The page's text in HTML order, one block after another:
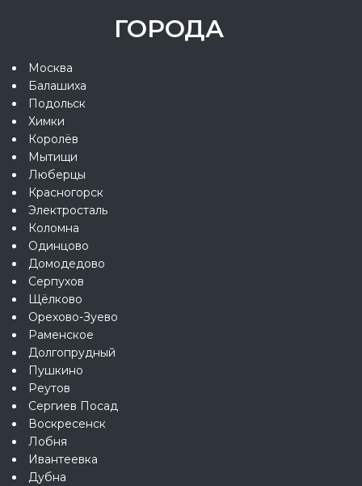
ГОРОДА
Москва
Балашиха
Подольск
Химки
Королёв
Мытищи
Люберцы
Красногорск
Электросталь
Коломна
Одинцово
Домодедово
Серпухов
Щёлково
Орехово-Зуево
Раменское
Долгопрудный
Пушкино
Реутов
Сергиев Посад
Воскресенск
Лобня
Ивантеевка
Дубна